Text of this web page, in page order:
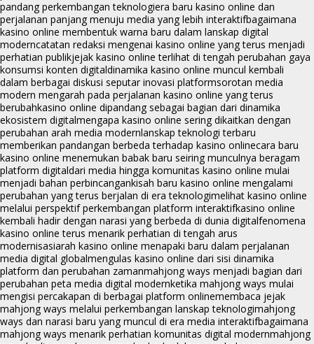
pandang perkembangan teknologiera baru kasino online dan
perjalanan panjang menuju media yang lebih interaktifbagaimana
kasino online membentuk warna baru dalam lanskap digital
moderncatatan redaksi mengenai kasino online yang terus menjadi
perhatian publikjejak kasino online terlihat di tengah perubahan gaya
konsumsi konten digitaldinamika kasino online muncul kembali
dalam berbagai diskusi seputar inovasi platformsorotan media
modern mengarah pada perjalanan kasino online yang terus
berubahkasino online dipandang sebagai bagian dari dinamika
ekosistem digitalmengapa kasino online sering dikaitkan dengan
perubahan arah media modernlanskap teknologi terbaru
memberikan pandangan berbeda terhadap kasino onlinecara baru
kasino online menemukan babak baru seiring munculnya beragam
platform digitaldari media hingga komunitas kasino online mulai
menjadi bahan perbincangankisah baru kasino online mengalami
perubahan yang terus berjalan di era teknologimelihat kasino online
melalui perspektif perkembangan platform interaktifkasino online
kembali hadir dengan narasi yang berbeda di dunia digitalfenomena
kasino online terus menarik perhatian di tengah arus
modernisasiarah kasino online menapaki baru dalam perjalanan
media digital globalmengulas kasino online dari sisi dinamika
platform dan perubahan zamanmahjong ways menjadi bagian dari
perubahan peta media digital modernketika mahjong ways mulai
mengisi percakapan di berbagai platform onlinemembaca jejak
mahjong ways melalui perkembangan lanskap teknologimahjong
ways dan narasi baru yang muncul di era media interaktifbagaimana
mahjong ways menarik perhatian komunitas digital modernmahjong